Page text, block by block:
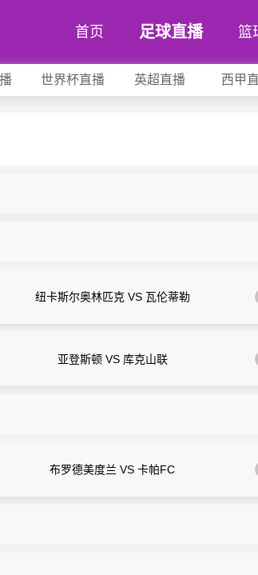
首页 足球直播 篮
世界杯直播 英超直播 西甲
纽卡斯尔奥林匹克 VS 瓦伦蒂勒
亚登斯顿 VS 库克山联
布罗德美度兰 VS 卡帕FC